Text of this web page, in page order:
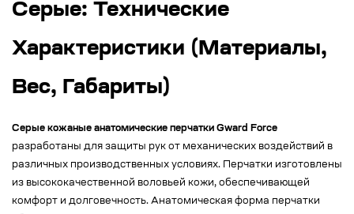
Серые: Технические
Характеристики (Материалы,
Вес, Габариты)
Серые кожаные анатомические перчатки Gward Force
разработаны для защиты рук от механических воздействий в
различных производственных условиях. Перчатки изготовлены
из высококачественной воловьей кожи, обеспечивающей
комфорт и долговечность. Анатомическая форма перчатки